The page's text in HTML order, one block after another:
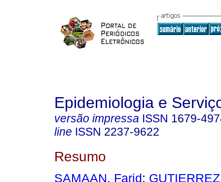
Epidemiologia e
versão impressa ISSN 1679-
line ISSN 2237-9622
Resumo
SAMAAN, Farid;